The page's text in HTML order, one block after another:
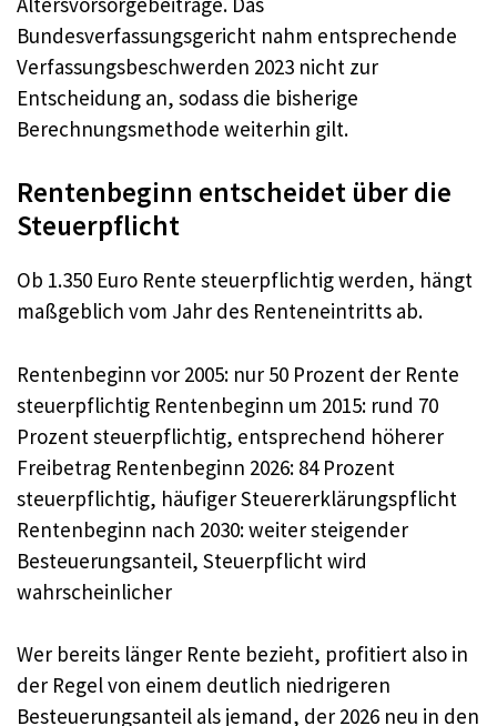
Bundesverfassungsgericht nahm entsprechende
Verfassungsbeschwerden 2023 nicht zur
Entscheidung an, sodass die bisherige
Berechnungsmethode weiterhin gilt.
Rentenbeginn entscheidet über die
Steuerpflicht
Ob 1.350 Euro Rente steuerpflichtig werden, hängt
maßgeblich vom Jahr des Renteneintritts ab.
Rentenbeginn vor 2005: nur 50 Prozent der Rente
steuerpflichtig Rentenbeginn um 2015: rund 70
Prozent steuerpflichtig, entsprechend höherer
Freibetrag Rentenbeginn 2026: 84 Prozent
steuerpflichtig, häufiger Steuererklärungspflicht
Rentenbeginn nach 2030: weiter steigender
Besteuerungsanteil, Steuerpflicht wird
wahrscheinlicher
Wer bereits länger Rente bezieht, profitiert also in
der Regel von einem deutlich niedrigeren
Besteuerungsanteil als jemand, der 2026 neu in den